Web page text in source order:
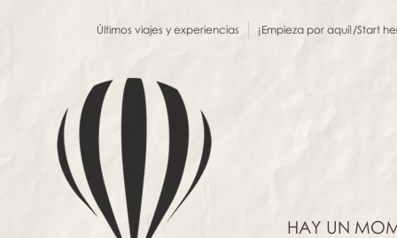
Últimos viajes y experiencias ¡Empieza por aquí!/Start
HAY UN